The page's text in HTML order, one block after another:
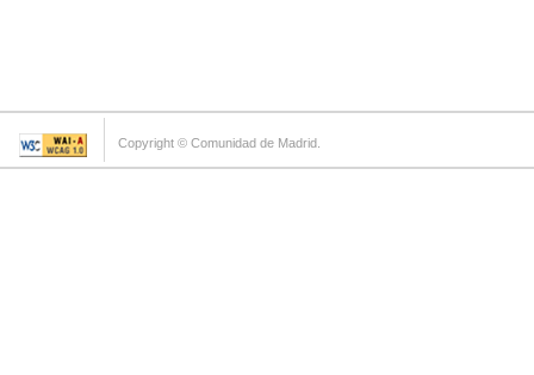
Copyright © Comunidad de Madrid.